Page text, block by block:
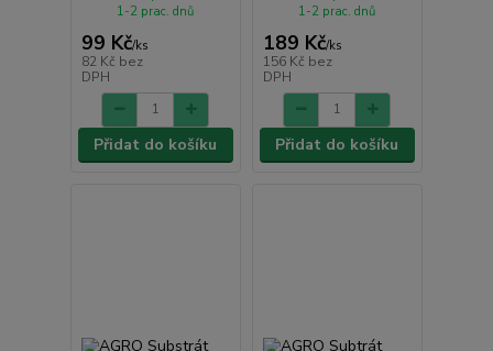
99 Kč/ks
82 Kč bez
DPH
1-2 prac. dnů
Přidat do košíku
189 Kč/ks
156 Kč bez
DPH
1-2 prac. dnů
Přidat do košíku